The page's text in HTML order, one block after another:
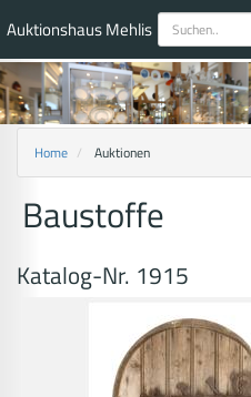
Auktionshaus Mehlis
Home Auktionen
Baustoffe
Katalog-Nr. 1915